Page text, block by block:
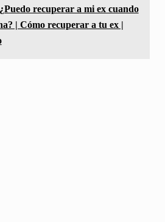
¿Puedo recuperar a mi ex cuando
| Cómo recuperar a tu ex |